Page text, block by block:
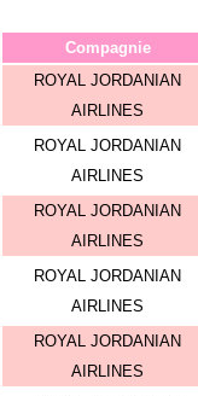
Compagnie
ROYAL JORDANIAN
AIRLINES
ROYAL JORDANIAN
AIRLINES
ROYAL JORDANIAN
AIRLINES
ROYAL JORDANIAN
AIRLINES
ROYAL JORDANIAN
AIRLINES